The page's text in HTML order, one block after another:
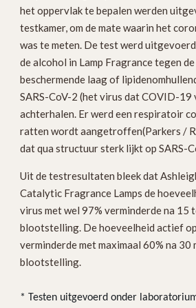
het oppervlak te bepalen werden
testkamer, om de mate waarin het
was te meten. De test werd
de alcohol in Lamp Fragrance tegen
beschermende laag of
SARS-CoV-2 (het virus dat COVID-
achterhalen. Er werd een respiratoir
ratten wordt aangetroffen(Parkers /
dat qua structuur sterk lijkt op SARS-
Uit de testresultaten bleek dat
Catalytic Fragrance Lamps de
virus met wel 97% verminderde na 15
blootstelling. De hoeveelheid actief
verminderde met maximaal 60% na 30
blootstelling.
* Testen uitgevoerd onder